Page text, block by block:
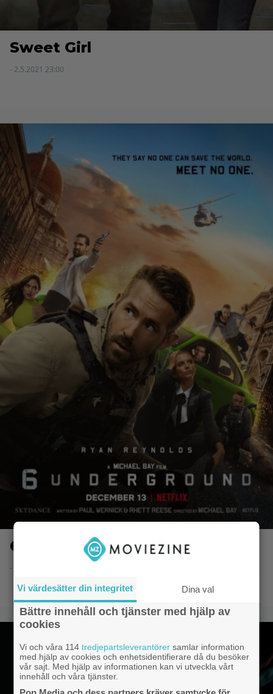
Sweet Girl
- 2.5.2021 23:00
6 Underground
- 1.10.2019 13:34
Vi värdesätter din integritet
Dina val
Bättre innehåll och tjänster med hjälp av
cookies
Vi och våra 114tredjepartsleverantörer samlar information
med hjälp av cookies och enhetsidentifierare då du besöker
vår sajt. Med hjälp av informationen kan vi utveckla vårt
innehåll och våra tjänster.